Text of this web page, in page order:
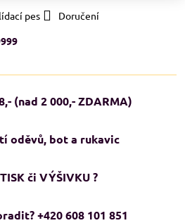
pes
Doručení
(nad 2 000,- ZDARMA)
oděvů, bot a rukavic
či VÝŠIVKU ?
+420 608 101 851